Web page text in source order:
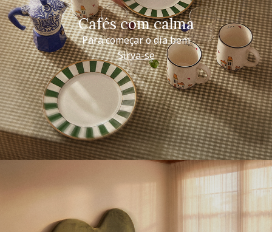
Cafés com calma
Para começar o dia bem
Sirva-se